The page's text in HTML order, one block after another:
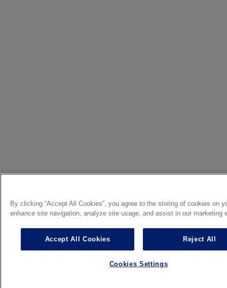
By clicking “Accept All Cookies”, you agree to the storing of cookies on
enhance site navigation, analyze site usage, and assist in our marketing
Accept All Cookies Reject All
Cookies Settings